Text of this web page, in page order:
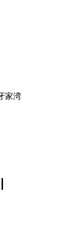
家湾